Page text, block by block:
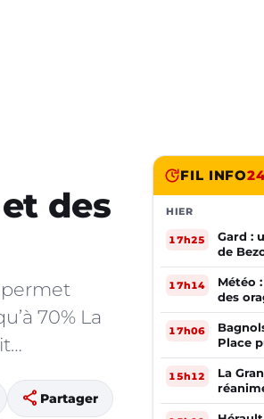
des
permet
70% La
share Partager
FIL INFO
HIER
17h25
Gard :
de
17h14
Météo
des
frapper
17h06
Place
de
15h12
La